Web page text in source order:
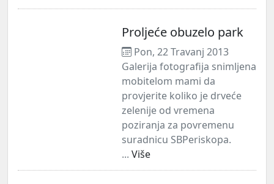
Proljeće obuzelo park
Pon, 22 Travanj 2013
Galerija fotografija snimljena
mobitelom mami da
provjerite koliko je drveće
zelenije od vremena
poziranja za povremenu
suradnicu SBPeriskopa.
... Više